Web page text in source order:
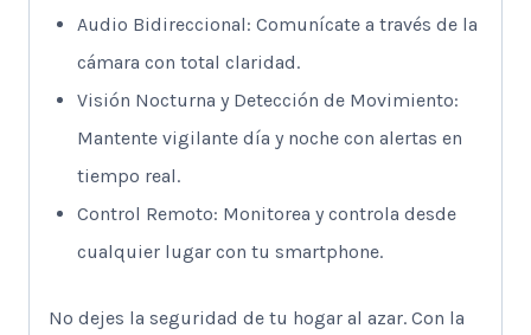
Audio Bidireccional: Comunícate a través de la
cámara con total claridad.
Visión Nocturna y Detección de Movimiento:
Mantente vigilante día y noche con alertas en
tiempo real.
Control Remoto: Monitorea y controla desde
cualquier lugar con tu smartphone.
No dejes la seguridad de tu hogar al azar. Con la